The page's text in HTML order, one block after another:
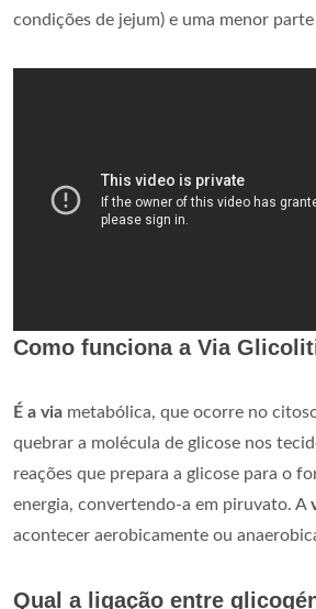
condições de jejum) e uma menor
Como funciona a Via
É a via metabólica, que ocorre no
quebrar a molécula de glicose nos
reações que prepara a glicose para o
energia, convertendo-a em piruvato. A
acontecer aerobicamente ou
Qual a ligação entre